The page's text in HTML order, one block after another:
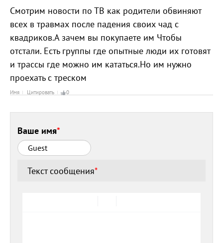
Смотрим новости по ТВ как родители обвиняют
всех в травмах после падения своих чад с
квадриков.А зачем вы покупаете им Чтобы
отстали. Есть группы где опытные люди их готовят
и трассы где можно им кататься.Но им нужно
проехать с треском
Имя Цитировать 0
Ваше имя*
Текст сообщения*